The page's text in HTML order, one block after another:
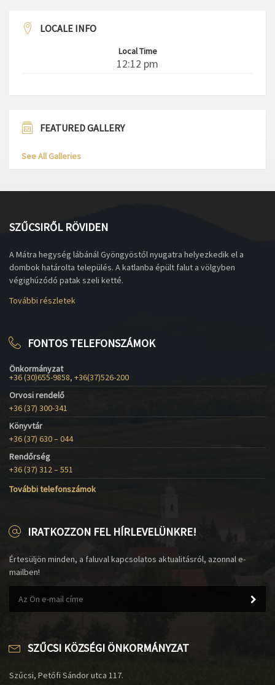
LOCALE INFO
Local Time
12:12 pm
FEATURED GALLERY
See All Galleries
SZŰCSIRŐL RÖVIDEN
A Mátra hegység lábánál Gyöngyöstől nyugatra helyezkedik el a
dombok határolta település. A katlanba épült falut a völgyben
végighúzódó patak szeli ketté.
További részletek
FONTOS TELEFONSZÁMOK
Önkormányzat
+36 (30)655-9858, +36(37)526-200
Orvosi rendelő
+36 (37) 300-341
Könyvtár
+36 (37) 630 – 044
Rendőrség
+36 (37) 312 – 551
További telefonszámok
IRATKOZZON FEL HÍRLEVELÜNKRE!
Értesüljön minden, a faluval kapcsolatos aktualitásról, azonnal e-
mailben!
SZŰCSI KÖZSÉGI ÖNKORMÁNYZAT
Szűcsi, Petőfi Sándor utca 117.